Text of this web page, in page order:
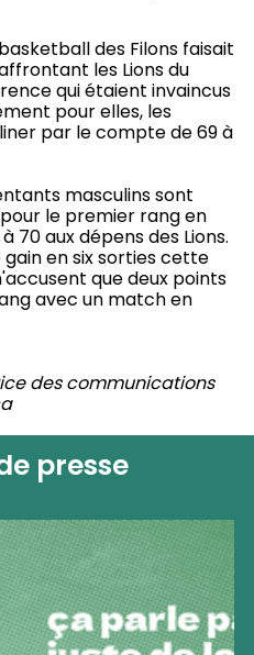
des Filons faisait
les Lions du
qui étaient invaincus
pour elles, les
par le compte de 69 à
masculins sont
le premier rang en
70 aux dépens des Lions.
gain en six sorties cette
que deux points
avec un match en
des communications
presse